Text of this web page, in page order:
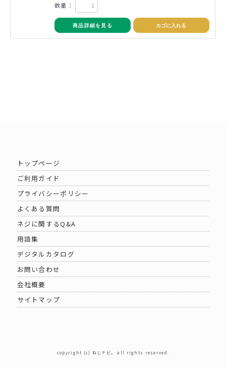
数量：
商品詳細を見る カゴに入れる
トップページ
ご利用ガイド
プライバシーポリシー
よくある質問
ネジに関するQ&A
用語集
デジタルカタログ
お問い合わせ
会社概要
サイトマップ
copyright (c) ねじナビ。 all rights reserved.